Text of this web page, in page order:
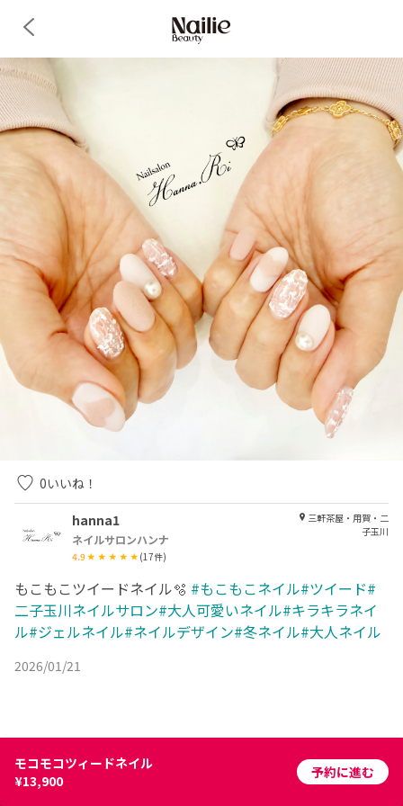
0いいね！
hanna1
ネイルサロンハンナ
4.9 (17件)
三軒茶屋・用賀・二
子玉川
もこもこツイードネイル🫧 #もこもこネイル#ツイード#
二子玉川ネイルサロン#大人可愛いネイル#キラキラネイ
ル#ジェルネイル#ネイルデザイン#冬ネイル#大人ネイル
2026/01/21
モコモコツィードネイル
¥13,900
予約に進む